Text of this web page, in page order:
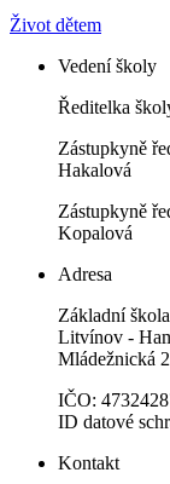
Život dětem
Vedení školy
Ředitelka
Zástupkyně
Hakalová
Zástupkyně
Kopalová
Adresa
Základní
Litvínov -
Mládežnická
IČO:
ID datové
Kontakt